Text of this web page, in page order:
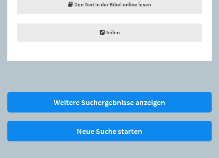
Den Text in der Bibel online lesen
Teilen
Weitere Suchergebnisse anzeigen
Neue Suche starten